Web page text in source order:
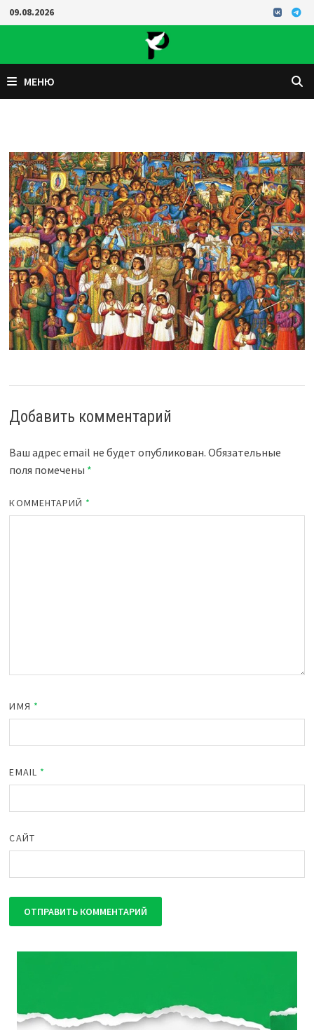
Перейти
к
09.08.2026
МЕНЮ
Добавить комментарий
Ваш адрес email не будет опубликован. Обязательные
поля помечены *
КОММЕНТАРИЙ *
ИМЯ *
EMAIL *
САЙТ